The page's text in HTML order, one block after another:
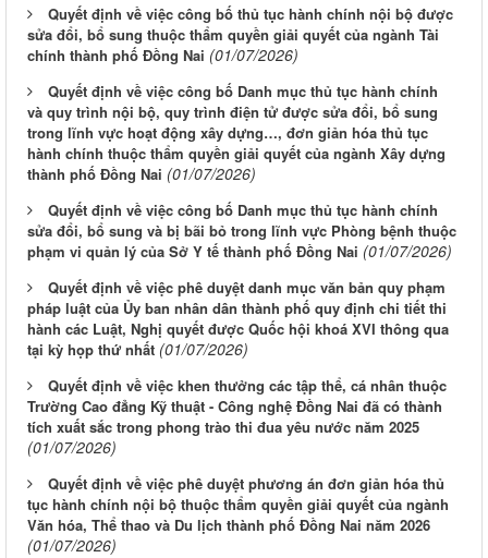
Quyết định về việc công bố thủ tục hành chính nội bộ được
sửa đổi, bổ sung thuộc thẩm quyền giải quyết của ngành Tài
chính thành phố Đồng Nai (01/07/2026)
Quyết định về việc công bố Danh mục thủ tục hành chính
và quy trình nội bộ, quy trình điện tử được sửa đổi, bổ sung
trong lĩnh vực hoạt động xây dựng…, đơn giản hóa thủ tục
hành chính thuộc thẩm quyền giải quyết của ngành Xây dựng
thành phố Đồng Nai (01/07/2026)
Quyết định về việc công bố Danh mục thủ tục hành chính
sửa đổi, bổ sung và bị bãi bỏ trong lĩnh vực Phòng bệnh thuộc
phạm vi quản lý của Sở Y tế thành phố Đồng Nai (01/07/2026)
Quyết định về việc phê duyệt danh mục văn bản quy phạm
pháp luật của Ủy ban nhân dân thành phố quy định chi tiết thi
hành các Luật, Nghị quyết được Quốc hội khoá XVI thông qua
tại kỳ họp thứ nhất (01/07/2026)
Quyết định về việc khen thưởng các tập thể, cá nhân thuộc
Trường Cao đẳng Kỹ thuật - Công nghệ Đồng Nai đã có thành
tích xuất sắc trong phong trào thi đua yêu nước năm 2025
(01/07/2026)
Quyết định về việc phê duyệt phương án đơn giản hóa thủ
tục hành chính nội bộ thuộc thẩm quyền giải quyết của ngành
Văn hóa, Thể thao và Du lịch thành phố Đồng Nai năm 2026
(01/07/2026)